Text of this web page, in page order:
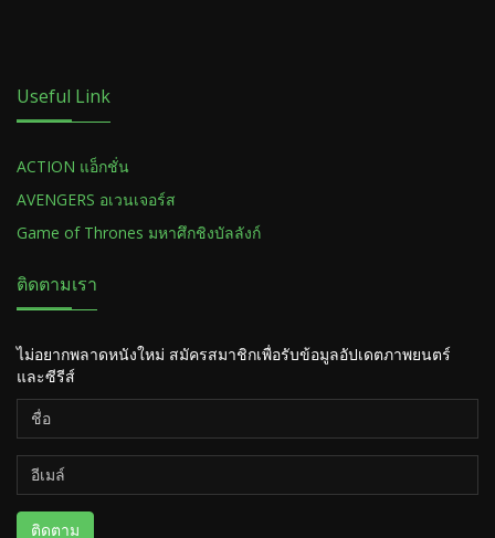
Useful Link
ACTION แอ็กชั่น
AVENGERS อเวนเจอร์ส
Game of Thrones มหาศึกชิงบัลลังก์
ติดตามเรา
ไม่อยากพลาดหนังใหม่ สมัครสมาชิกเพื่อรับข้อมูลอัปเดตภาพยนตร์
และซีรีส์
ติดตาม